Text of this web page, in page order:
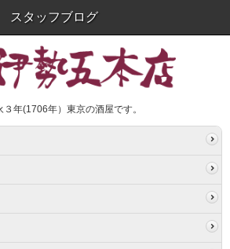
スタッフブログ
３年(1706年）東京の酒屋です。